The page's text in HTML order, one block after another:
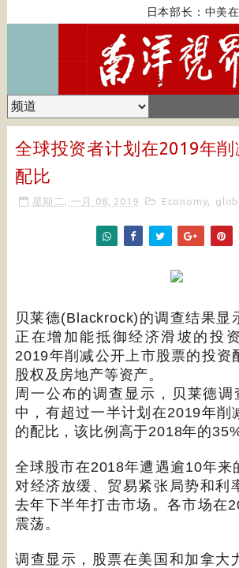
日本部长：中美
全球投资者计划在2019年
配比
星期二, 一月 08, 2019 Economy,
贝莱德(Blackrock) 的调查结果显
正在增加能抵御经济滑坡的投
2019年削减公开上市股票的投资
股权及房地产等资产。
周一公布的调查显示，贝莱德调
中，有超过一半计划在2019年削
的配比，该比例高于2018年的
全球股市在2018年遭遇逾10年来
对经济放缓、贸易紧张局势和利
去年下半年打击市场。各市场在
震荡。
调查显示，股票在美国和加拿大